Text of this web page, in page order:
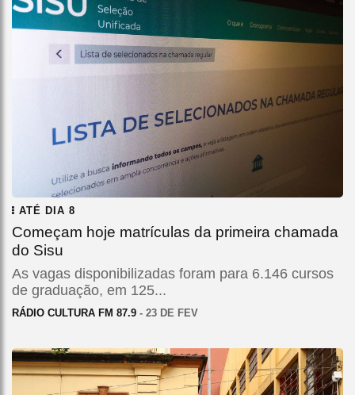
ATÉ DIA 8
Começam hoje matrículas da primeira chamada
do Sisu
As vagas disponibilizadas foram para 6.146 cursos
de graduação, em 125...
RÁDIO CULTURA FM 87.9 - 23 DE FEV